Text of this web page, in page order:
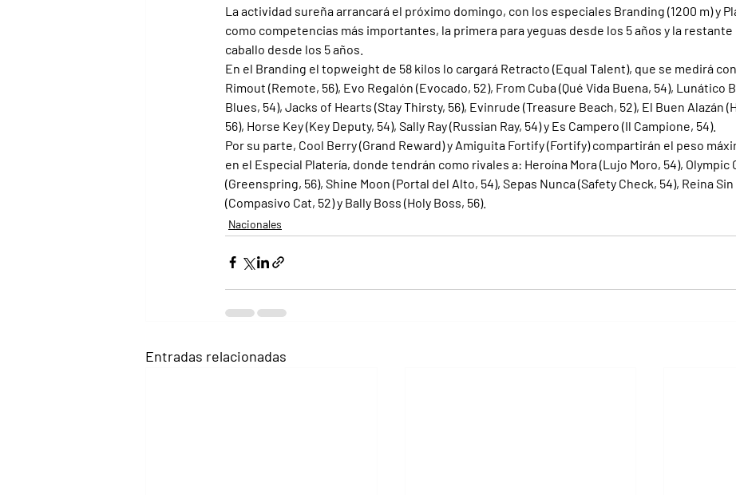
La actividad sureña arrancará el próximo domingo, con los especiales Branding (1200 m) y
como competencias más importantes, la primera para yeguas desde los 5 años y la restante
caballo desde los 5 años.
En el Branding el topweight de 58 kilos lo cargará Retracto (Equal Talent), que se medirá
Rimout (Remote, 56), Evo Regalón (Evocado, 52), From Cuba (Qué Vida Buena, 54), Lunático
Blues, 54), Jacks of Hearts (Stay Thirsty, 56), Evinrude (Treasure Beach, 52), El Buen Alazán
56), Horse Key (Key Deputy, 54), Sally Ray (Russian Ray, 54) y Es Campero (Il Campione, 54).
Por su parte, Cool Berry (Grand Reward) y Amiguita Fortify (Fortify) compartirán el peso
en el Especial Platería, donde tendrán como rivales a: Heroína Mora (Lujo Moro, 54), Olympic
(Greenspring, 56), Shine Moon (Portal del Alto, 54), Sepas Nunca (Safety Check, 54), Reina
(Compasivo Cat, 52) y Bally Boss (Holy Boss, 56).
Nacionales
Entradas relacionadas